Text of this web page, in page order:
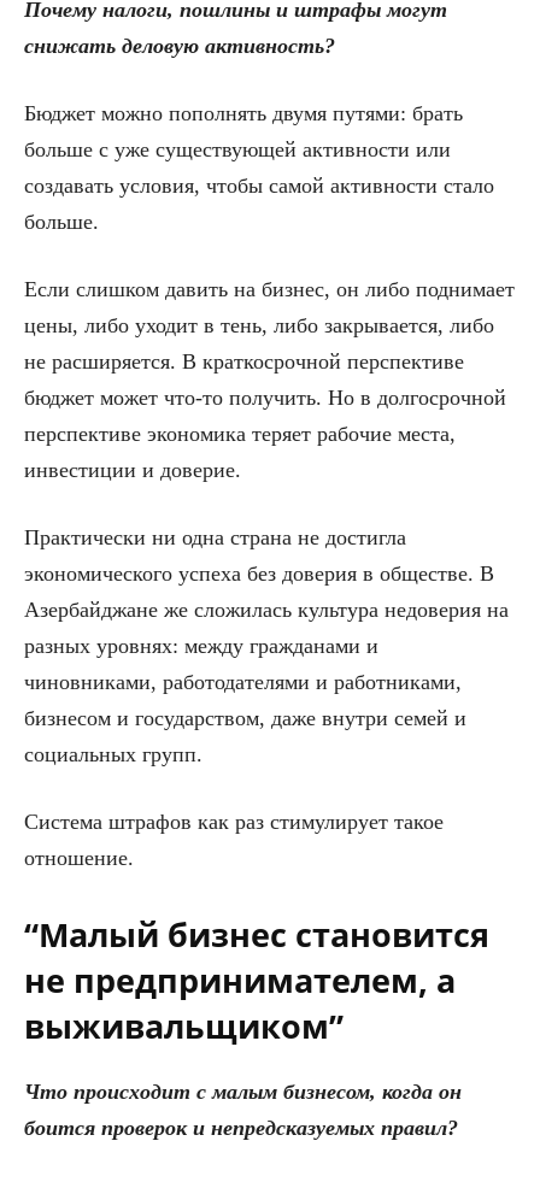
Почему налоги, пошлины и штрафы могут
снижать деловую активность?
Бюджет можно пополнять двумя путями: брать
больше с уже существующей активности или
создавать условия, чтобы самой активности стало
больше.
Если слишком давить на бизнес, он либо поднимает
цены, либо уходит в тень, либо закрывается, либо
не расширяется. В краткосрочной перспективе
бюджет может что-то получить. Но в долгосрочной
перспективе экономика теряет рабочие места,
инвестиции и доверие.
Практически ни одна страна не достигла
экономического успеха без доверия в обществе. В
Азербайджане же сложилась культура недоверия на
разных уровнях: между гражданами и
чиновниками, работодателями и работниками,
бизнесом и государством, даже внутри семей и
социальных групп.
Система штрафов как раз стимулирует такое
отношение.
“Малый бизнес становится
не предпринимателем, а
выживальщиком”
Что происходит с малым бизнесом, когда он
боится проверок и непредсказуемых правил?